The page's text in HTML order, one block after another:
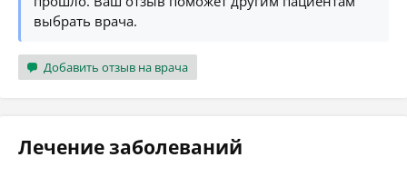
выбрать врача.
Добавить отзыв на врача
Лечение заболеваний